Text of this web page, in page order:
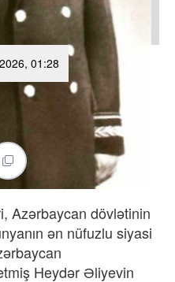
01:28
Azərbaycan dövlətinin
ən nüfuzlu siyasi
Heydər Əliyevin